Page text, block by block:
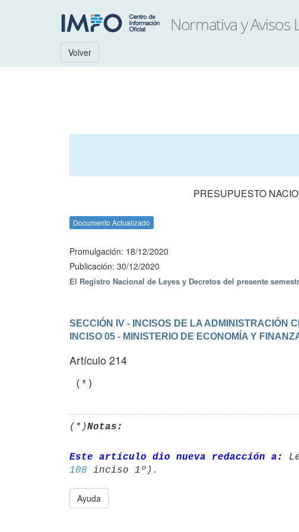
Volver
PRESUPUESTO
Documento Actualizado
Promulgación: 18/12/2020
Publicación: 30/12/2020
El Registro Nacional de Leyes y Decretos del presente
SECCIÓN IV - INCISOS DE LA ADMINISTRACIÓN
INCISO 05 - MINISTERIO DE ECONOMÍA Y
Artículo 214
(*)
(*)Notas:
Este artículo dio nueva redacción a:
108
Ayuda